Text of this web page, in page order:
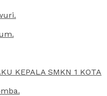
KEPALA SMKN 1 KOTA